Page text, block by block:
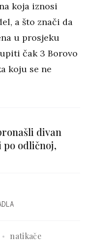
koja iznosi
a što znači da
u prosjeku
čak 3 Borovo
koju se ne
divan
odličnoj,
natikače